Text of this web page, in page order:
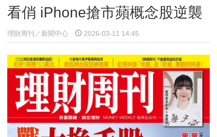
看俏 iPhone搶市蘋概念股逆襲
理財周刊／新聞中心 2026-03-11 14:45